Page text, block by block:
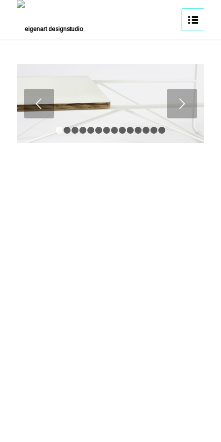
Weiter
1 2 3 4 5 6 7 8 11 12